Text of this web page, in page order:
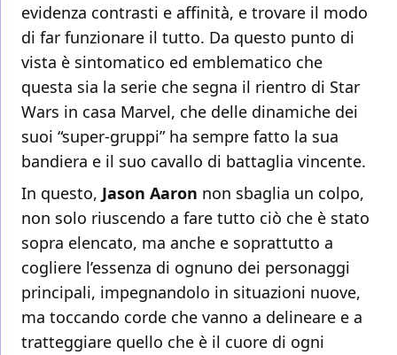
evidenza contrasti e affinità, e trovare il modo
di far funzionare il tutto. Da questo punto di
vista è sintomatico ed emblematico che
questa sia la serie che segna il rientro di Star
Wars in casa Marvel, che delle dinamiche dei
suoi “super-gruppi” ha sempre fatto la sua
bandiera e il suo cavallo di battaglia vincente.
In questo, Jason Aaron non sbaglia un colpo,
non solo riuscendo a fare tutto ciò che è stato
sopra elencato, ma anche e soprattutto a
cogliere l’essenza di ognuno dei personaggi
principali, impegnandolo in situazioni nuove,
ma toccando corde che vanno a delineare e a
tratteggiare quello che è il cuore di ogni